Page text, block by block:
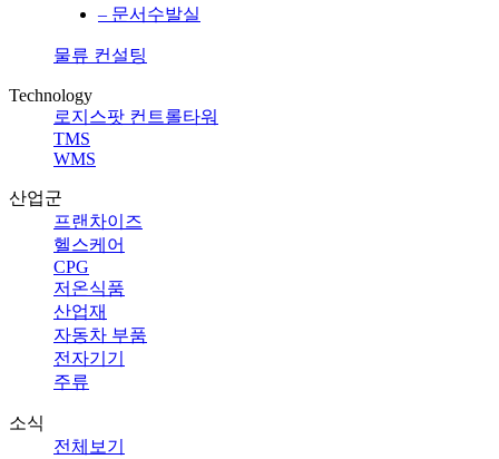
– 문서수발실
물류 컨설팅
Technology
로지스팟 컨트롤타워
TMS
WMS
산업군
프랜차이즈
헬스케어
CPG
저온식품
산업재
자동차 부품
전자기기
주류
소식
전체보기